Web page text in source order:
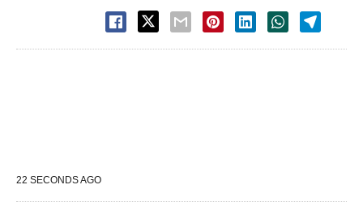
22 SECONDS AGO